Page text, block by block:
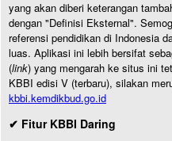
yang akan diberi keterangan
dengan "Definisi Eksternal".
referensi pendidikan di Indonesia
luas. Aplikasi ini lebih bersifat
(link) yang mengarah ke situs ini
KBBI edisi V (terbaru), silakan
kbbi.kemdikbud.go.id
✔ Fitur KBBI Daring